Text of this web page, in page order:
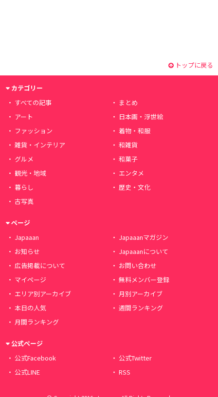
トップに戻る
カテゴリー
すべての記事
まとめ
アート
日本画・浮世絵
ファッション
着物・和服
雑貨・インテリア
和雑貨
グルメ
和菓子
観光・地域
エンタメ
暮らし
歴史・文化
古写真
ページ
Japaaan
Japaaanマガジン
お知らせ
Japaaanについて
広告掲載について
お問い合わせ
マイページ
無料メンバー登録
エリア別アーカイブ
月別アーカイブ
本日の人気
週間ランキング
月間ランキング
公式ページ
公式Facebook
公式Twitter
公式LINE
RSS